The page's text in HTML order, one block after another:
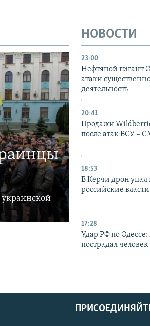
украинской
НОВОСТИ
23:00
Нефтяной гигант
атаки
деятельность
20:41
Продажи
после атак ВСУ –
18:53
В Керчи дрон
российские
17:28
Удар РФ по
пострадал человек